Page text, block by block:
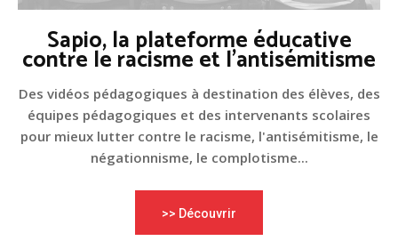
Sapio, la plateforme éducative
contre le racisme et l'antisémitisme
Des vidéos pédagogiques à destination des élèves, des
équipes pédagogiques et des intervenants scolaires
pour mieux lutter contre le racisme, l'antisémitisme, le
négationnisme, le complotisme...
>> Découvrir